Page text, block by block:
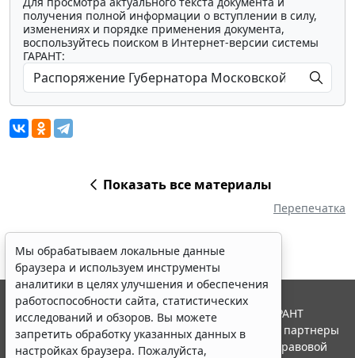
получения полной информации о вступлении в силу,
изменениях и порядке применения документа,
воспользуйтесь поиском в Интернет-версии системы
ГАРАНТ:
Показать все материалы
Перепечатка
Мы обрабатываем локальные данные
браузера и используем инструменты
аналитики в целях улучшения и обеспечения
работоспособности сайта, статистических
исследований и обзоров. Вы можете
запретить обработку указанных данных в
настройках браузера. Пожалуйста,
© ООО "НПП "ГАРАНТ-СЕРВИС", 2026. Система ГАРАНТ
выпускается с 1990 года. Компания "Гарант" и ее партнеры
являются участниками Российской ассоциации правовой